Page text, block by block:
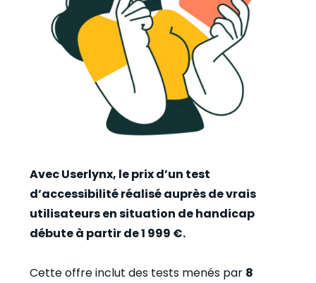
Avec Userlynx, le prix d’un test
d’accessibilité réalisé auprès de vrais
utilisateurs en situation de handicap
débute à partir de 1 999 €.
Cette offre inclut des tests menés par 8